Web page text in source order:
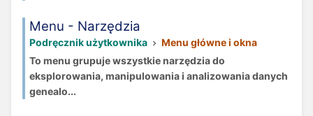
Menu - Narzędzia
Podręcznik użytkownika
Menu główne i okna
To menu grupuje wszystkie narzędzia do
eksplorowania, manipulowania i analizowania danych
genealo...